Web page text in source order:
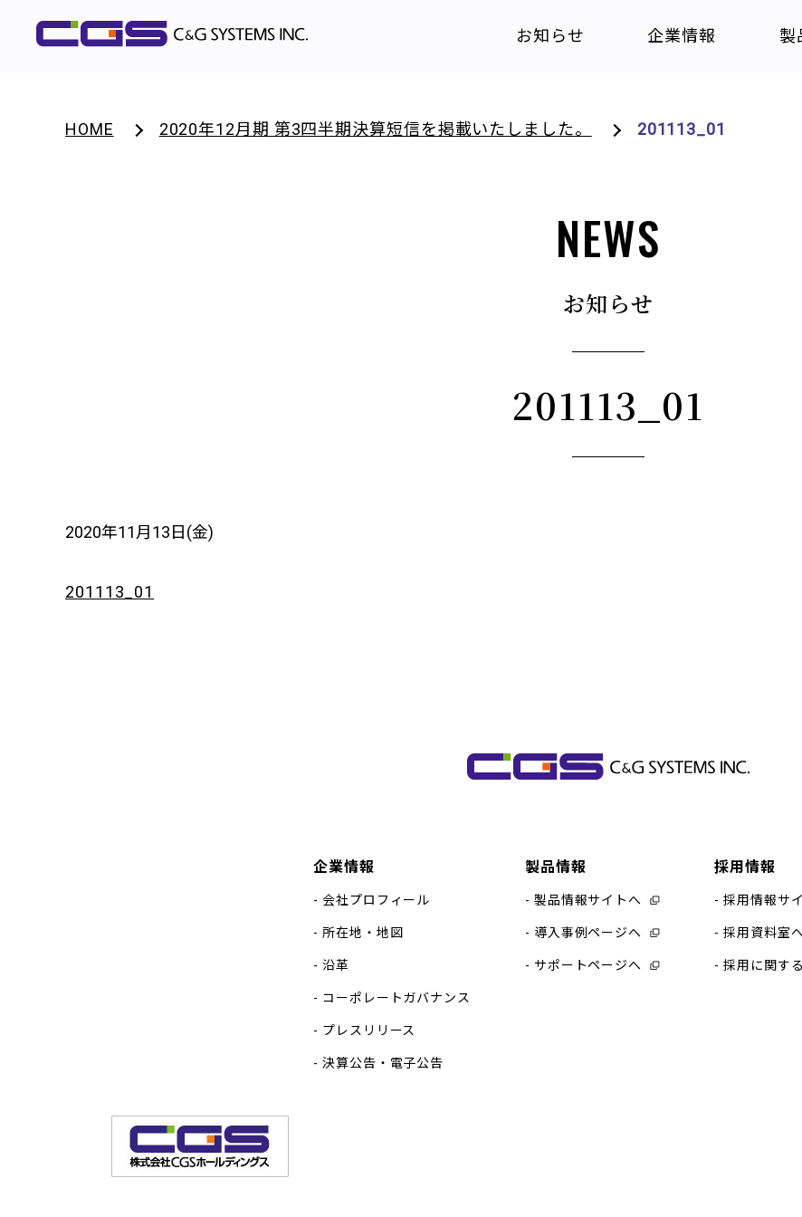
お知らせ 企業情報 製
HOME 2020年12月期 第3四半期決算短信を掲載いたしました。 201113_01
NEWS
お知らせ
201113_01
2020年11月13日(金)
201113_01
企業情報
会社プロフィール
所在地・地図
沿革
コーポレートガバナンス
プレスリリース
決算公告・電子公告
製品情報
製品情報サイトへ
導入事例ページへ
サポートページへ
採用情報
採用情報サ
採用資料室
採用に関す